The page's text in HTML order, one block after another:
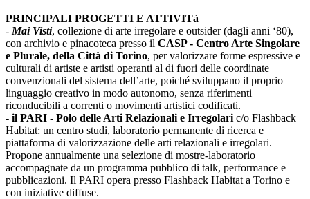
PRINCIPALI PROGETTI E ATTIVITà
- Mai Visti, collezione di arte irregolare e outsider (dagli anni ‘80),
con archivio e pinacoteca presso il CASP - Centro Arte Singolare
e Plurale, della Città di Torino, per valorizzare forme espressive e
culturali di artiste e artisti operanti al di fuori delle coordinate
convenzionali del sistema dell’arte, poiché sviluppano il proprio
linguaggio creativo in modo autonomo, senza riferimenti
riconducibili a correnti o movimenti artistici codificati.
- il PARI - Polo delle Arti Relazionali e Irregolari c/o Flashback
Habitat: un centro studi, laboratorio permanente di ricerca e
piattaforma di valorizzazione delle arti relazionali e irregolari.
Propone annualmente una selezione di mostre-laboratorio
accompagnate da un programma pubblico di talk, performance e
pubblicazioni. Il PARI opera presso Flashback Habitat a Torino e
con iniziative diffuse.